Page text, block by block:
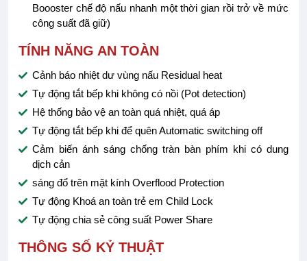
Boooster chế độ nấu nhanh một thời gian rồi trở về mức
công suất đã giữ)
TÍNH NĂNG AN TOÀN
Cảnh báo nhiệt dư vùng nấu Residual heat
Tự động tắt bếp khi không có nồi (Pot detection)
Hệ thống bảo vệ an toàn quá nhiệt, quá áp
Tự động tắt bếp khi để quên Automatic switching off
Cảm biến ánh sáng chống tràn bàn phím khi có dung
dịch cản
sáng đổ trên mặt kính Overflood Protection
Tự động Khoá an toàn trẻ em Child Lock
Tự động chia sẻ công suất Power Share
THÔNG SỐ KỶ THUẬT